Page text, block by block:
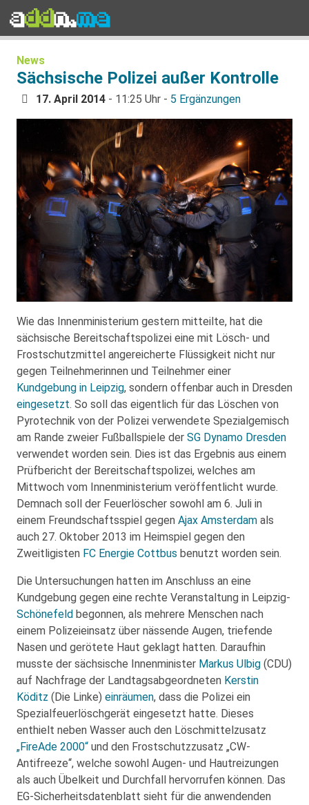
News
Sächsische Polizei außer Kontrolle
17. April 2014 - 11:25 Uhr - 5 Ergänzungen
Wie das Innenministerium gestern mitteilte, hat die
sächsische Bereitschaftspolizei eine mit Lösch- und
Frostschutzmittel angereicherte Flüssigkeit nicht nur
gegen Teilnehmerinnen und Teilnehmer einer
Kundgebung in Leipzig, sondern offenbar auch in Dresden
eingesetzt. So soll das eigentlich für das Löschen von
Pyrotechnik von der Polizei verwendete Spezialgemisch
am Rande zweier Fußballspiele der SG Dynamo Dresden
verwendet worden sein. Dies ist das Ergebnis aus einem
Prüfbericht der Bereitschaftspolizei, welches am
Mittwoch vom Innenministerium veröffentlicht wurde.
Demnach soll der Feuerlöscher sowohl am 6. Juli in
einem Freundschaftsspiel gegen Ajax Amsterdam als
auch 27. Oktober 2013 im Heimspiel gegen den
Zweitligisten FC Energie Cottbus benutzt worden sein.
Die Untersuchungen hatten im Anschluss an eine
Kundgebung gegen eine rechte Veranstaltung in Leipzig-
Schönefeld begonnen, als mehrere Menschen nach
einem Polizeieinsatz über nässende Augen, triefende
Nasen und gerötete Haut geklagt hatten. Daraufhin
musste der sächsische Innenminister Markus Ulbig (CDU)
auf Nachfrage der Landtagsabgeordneten Kerstin
Köditz (Die Linke) einräumen, dass die Polizei ein
Spezialfeuerlöschgerät eingesetzt hatte. Dieses
enthielt neben Wasser auch den Löschmittelzusatz
„FireAde 2000“ und den Frostschutzzusatz „CW-
Antifreeze“, welche sowohl Augen- und Hautreizungen
als auch Übelkeit und Durchfall hervorrufen können. Das
EG-Sicherheitsdatenblatt sieht für die anwendenden